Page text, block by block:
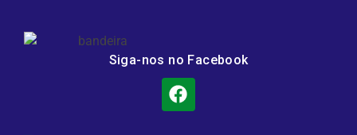
Siga-nos no Facebook